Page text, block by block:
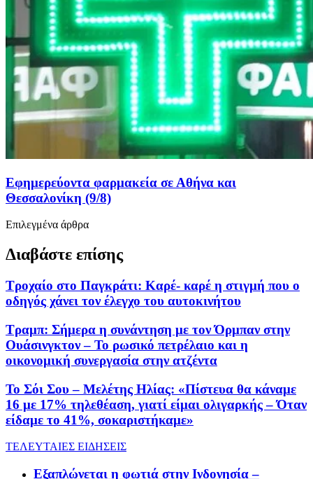
Εφημερεύοντα φαρμακεία σε Αθήνα και
Θεσσαλονίκη (9/8)
Επιλεγμένα άρθρα
Διαβάστε επίσης
Τροχαίο στο Παγκράτι: Καρέ- καρέ η στιγμή που ο
οδηγός χάνει τον έλεγχο του αυτοκινήτου
Τραμπ: Σήμερα η συνάντηση με τον Όρμπαν στην
Ουάσινγκτον – Το ρωσικό πετρέλαιο και η
οικονομική συνεργασία στην ατζέντα
Το Σόι Σου – Μελέτης Ηλίας: «Πίστευα θα κάναμε
16 με 17% τηλεθέαση, γιατί είμαι ολιγαρκής – Όταν
είδαμε το 41%, σοκαριστήκαμε»
ΤΕΛΕΥΤΑΙΕΣ ΕΙΔΗΣΕΙΣ
Εξαπλώνεται η φωτιά στην Ινδονησία –